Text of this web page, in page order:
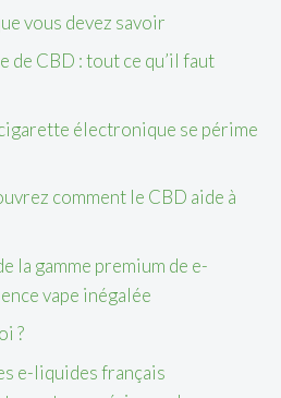
vous devez savoir
de CBD : tout ce qu’il faut
électronique se périme
comment le CBD aide à
la gamme premium de e-
vape inégalée
?
e-liquides français